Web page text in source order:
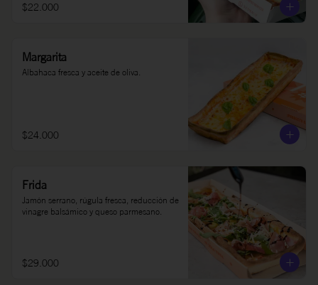
$22.000
Margarita
Albahaca fresca y aceite de oliva.
$24.000
Frida
Jamón serrano, rúgula fresca, reducción de
vinagre balsámico y queso parmesano.
$29.000